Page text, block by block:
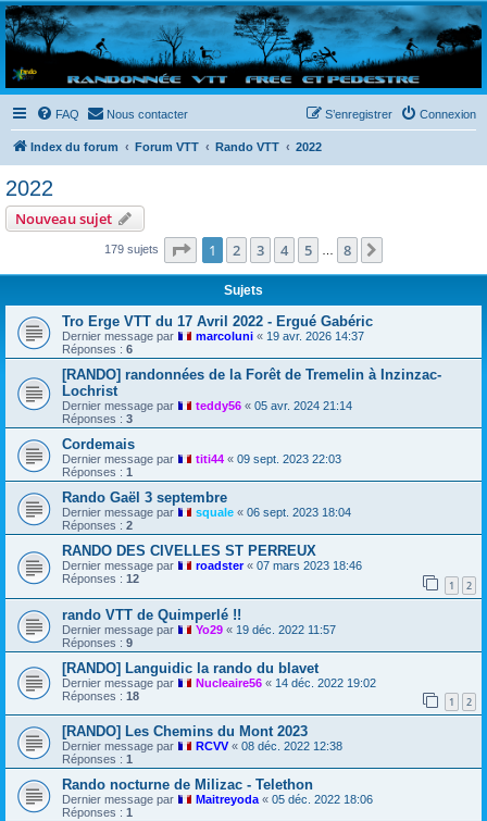
Randovttfree.fr
Bienvenue sur le site des randos vtt et pédestre de Bretagne . Bonne navigation sur le site
et bonnes randos dans l'Ouest !
FAQ Nous contacter Connexion
S’enregistrer
Index du forum Forum VTT Rando VTT 2022
2022
Nouveau sujet
179 sujets Page 1sur8
1 2 3 4 5 8
Sujets
Tro Erge VTT du 17 Avril 2022 - Ergué Gabéric
Dernier message par marcoluni « 19 avr. 2026 14:37
Réponses : 6
[RANDO] randonnées de la Forêt de Tremelin à Inzinzac-
Lochrist
Dernier message par teddy56 « 05 avr. 2024 21:14
Réponses : 3
Cordemais
Dernier message par titi44 « 09 sept. 2023 22:03
Réponses : 1
Rando Gaël 3 septembre
Dernier message par squale « 06 sept. 2023 18:04
Réponses : 2
RANDO DES CIVELLES ST PERREUX
Dernier message par roadster« 07 mars 2023 18:46
Réponses : 12 1 2
rando VTT de Quimperlé !!
Dernier message par Yo29 « 19 déc. 2022 11:57
Réponses : 9
[RANDO] Languidic la rando du blavet
Dernier message par Nucleaire56 « 14 déc. 2022 19:02
Réponses : 18 1 2
[RANDO] Les Chemins du Mont 2023
Dernier message par RCVV « 08 déc. 2022 12:38
Réponses : 1
Rando nocturne de Milizac - Telethon
Dernier message par Maitreyoda « 05 déc. 2022 18:06
Réponses : 1